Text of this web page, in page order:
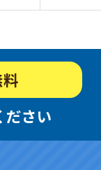
ださい